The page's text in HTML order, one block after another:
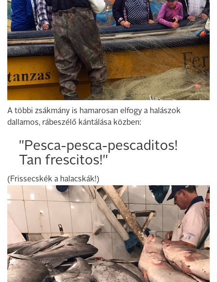
A többi zsákmány is hamarosan elfogy a halászok
dallamos, rábeszélő kántálása közben:
"Pesca-pesca-pescaditos!
Tan frescitos!"
(Frissecskék a halacskák!)